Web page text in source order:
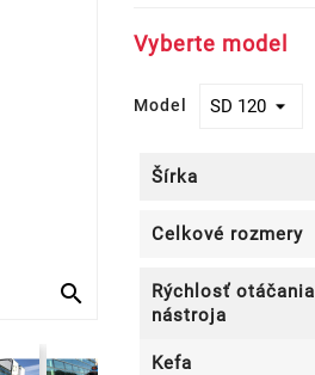
search
Vyberte model
Model
Šírka
Celkové rozmery
Rýchlosť otáčania
nástroja
Kefa